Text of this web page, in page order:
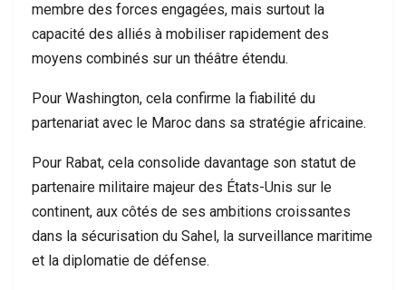
membre des forces engagées, mais surtout la
capacité des alliés à mobiliser rapidement des
moyens combinés sur un théâtre étendu.
Pour Washington, cela confirme la fiabilité du
partenariat avec le Maroc dans sa stratégie africaine.
Pour Rabat, cela consolide davantage son statut de
partenaire militaire majeur des États-Unis sur le
continent, aux côtés de ses ambitions croissantes
dans la sécurisation du Sahel, la surveillance maritime
et la diplomatie de défense.